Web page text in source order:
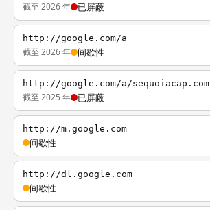
截至 2026 年 已屏蔽
http://google.com/a
截至 2026 年 间歇性
http://google.com/a/sequoiacap.com
截至 2025 年 已屏蔽
http://m.google.com
间歇性
http://dl.google.com
间歇性